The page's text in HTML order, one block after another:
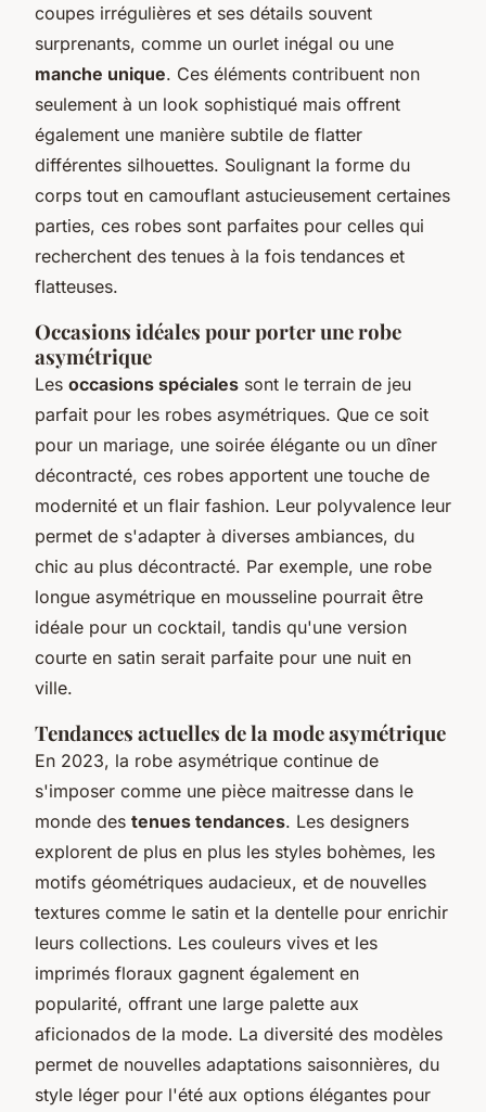
coupes irrégulières et ses détails souvent
surprenants, comme un ourlet inégal ou une
manche unique. Ces éléments contribuent non
seulement à un look sophistiqué mais offrent
également une manière subtile de flatter
différentes silhouettes. Soulignant la forme du
corps tout en camouflant astucieusement certaines
parties, ces robes sont parfaites pour celles qui
recherchent des tenues à la fois tendances et
flatteuses.
Occasions idéales pour porter une robe
asymétrique
Les occasions spéciales sont le terrain de jeu
parfait pour les robes asymétriques. Que ce soit
pour un mariage, une soirée élégante ou un dîner
décontracté, ces robes apportent une touche de
modernité et un flair fashion. Leur polyvalence leur
permet de s'adapter à diverses ambiances, du
chic au plus décontracté. Par exemple, une robe
longue asymétrique en mousseline pourrait être
idéale pour un cocktail, tandis qu'une version
courte en satin serait parfaite pour une nuit en
ville.
Tendances actuelles de la mode asymétrique
En 2023, la robe asymétrique continue de
s'imposer comme une pièce maitresse dans le
monde des tenues tendances. Les designers
explorent de plus en plus les styles bohèmes, les
motifs géométriques audacieux, et de nouvelles
textures comme le satin et la dentelle pour enrichir
leurs collections. Les couleurs vives et les
imprimés floraux gagnent également en
popularité, offrant une large palette aux
aficionados de la mode. La diversité des modèles
permet de nouvelles adaptations saisonnières, du
style léger pour l'été aux options élégantes pour